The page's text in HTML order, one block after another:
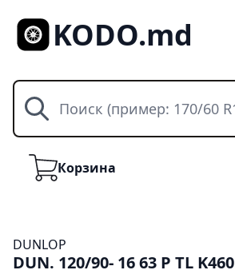
KODO.md
Поиск
КорзинаКорзина
DUNLOP
DUN. 120/90- 16 63 P TL K460